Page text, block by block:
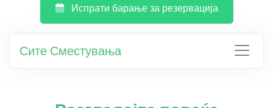
Испрати барање за резервација
Сите Сместувања